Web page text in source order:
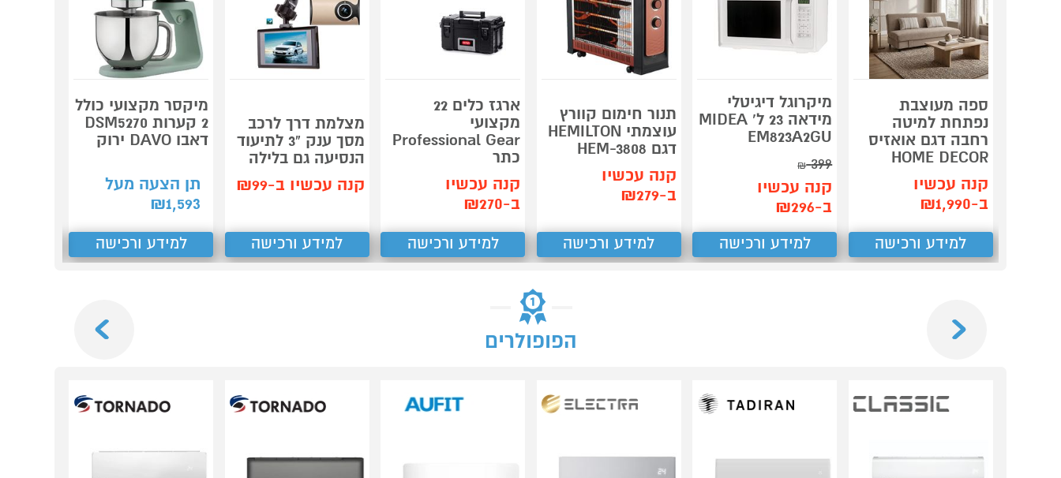
ספה מעוצבת
נפתחת למיטה
רחבה דגם אואזיס
HOME DECOR
קנה עכשיו
ב-₪1,990
למידע ורכישה
מיקרוגל דיגיטלי
מידאה 23 ל' MIDEA
EM823A2GU
399
₪
קנה עכשיו
ב-₪296
למידע ורכישה
תנור חימום קוורץ
עוצמתי HEMILTON
דגם HEM-3808
קנה עכשיו
ב-₪279
למידע ורכישה
ארגז כלים 22
מקצועי
Professional Gear
כתר
קנה עכשיו
ב-₪270
למידע ורכישה
מצלמת דרך לרכב
מסך ענק "3 לתיעוד
הנסיעה גם בלילה
קנה עכשיו ב-₪99
למידע ורכישה
מיקסר מקצועי כולל
2 קערות DSM5270
דאבו DAVO ירוק
תן הצעה מעל
1,593
₪
למידע ורכישה
הפופולרים